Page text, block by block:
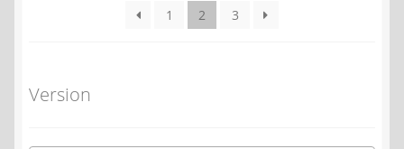
1 2 3
Version